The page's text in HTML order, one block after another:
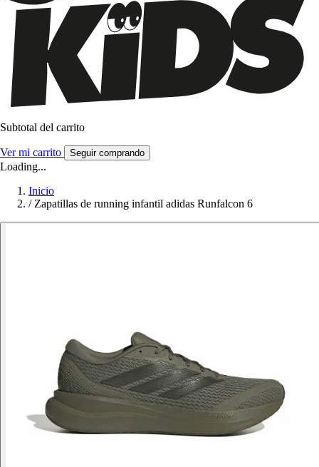
Subtotal del carrito
Ver mi carrito Seguir comprando
Loading...
Inicio
/ Zapatillas de running infantil adidas Runfalcon 6